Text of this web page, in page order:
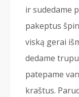
ir sudedame
pakeptus
viską gerai
dedame
patepame
kraštus.